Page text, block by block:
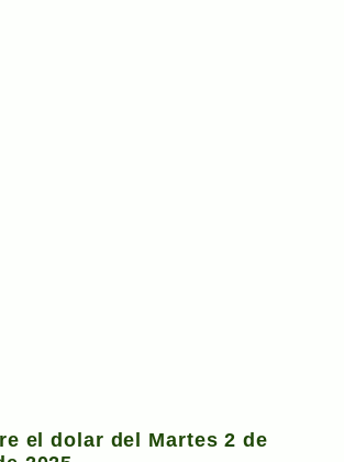
el dolar del Martes 2 de